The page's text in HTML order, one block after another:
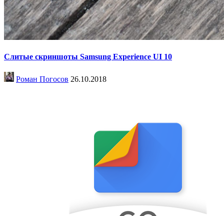
Слитые скриншоты Samsung Experience UI 10
Роман Погосов 26.10.2018